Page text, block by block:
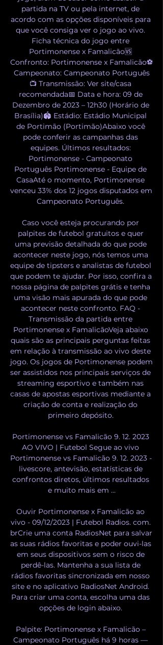
partida na TV ou pela internet, de
acordo com as opções disponíveis para
que você consiga ver o jogo ao vivo.
Ficha técnica do jogo entre
Portimonense x Famalicão🆚
Confronto: Portimonense x Famalicão⚽
Campeonato: Campeonato Português
📺 Transmissão: Ver site/casa
recomendada📅 Data e hora: 09 de
Dezembro de 2023 – 12h30 (Horário de
Brasília)🏟️ Estádio: Estádio Municipal
de Portimão (Portimão)Abaixo você
pode conferir as campanhas das
equipes. Últimos resultados:
Portimonense - Campeonato
Português Portimonense - Equipe de
CasaAté o momento, Portimonense
venceu 33% dos 12 jogos disputados em
Campeonato Português.
Caso você esteja procurando por
palpites de futebol gratuitos e quer
uma previsão detalhada do que pode
acontecer neste jogo, nós temos uma
equipe de tipsters e analistas de futebol
que podem te ajudar. Por isso, confira a
nossa página de palpites grátis e tenha
uma visão mais apurada do que pode
acontecer neste confronto. FAQ -
Transmissão da partida entre
Portimonense x FamalicãoVeja abaixo
quais são as principais perguntas feitas
em relação à transmissão ao vivo deste
jogo. Os jogos de Portimonense podem
ser assistidos nos principais serviços de
streaming esportivo e também nas
casas de apostas esportivas mediante a
criação de conta e realização do
primeiro depósito.
Portimonense vs Famalicão 9. 12. 2023
AO VIVO | Futebol Segue ao vivo
Portimonense vs Famalicão 9. 12. 2023 -
livescore, antevisão, estatísticas de
confrontos diretos, últimos resultados
e muito mais em ...
Ouvir Portimonense x Famalicão ao
vivo - 09/12/2023 | Futebol Radios. com.
brCrie uma conta RadiosNet para salvar
as suas rádios favoritas e poder ouvi-las
em seus dispositivos sem o risco de
perdê-las. Mantenha a sua lista de
rádios favoritas sincronizada em nosso
site e no aplicativo RadiosNet Android.
Para criar uma conta, escolha uma das
opções de login abaixo.
Palpite: Portimonense x Famalicão –
Campeonato Português há 9 horas —